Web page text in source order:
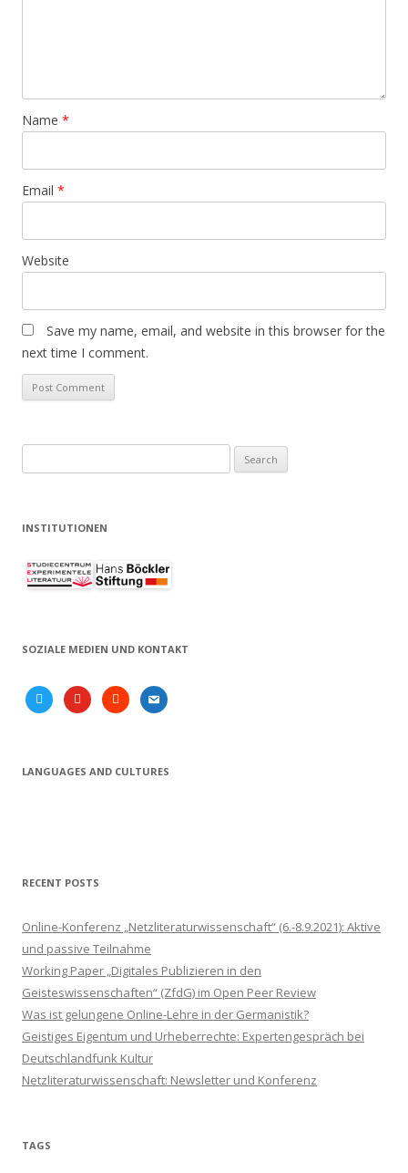
Name *
Email *
Website
Save my name, email, and website in this browser for the
next time I comment.
for:
INSTITUTIONEN
SOZIALE MEDIEN UND KONTAKT
twitter youtubesoundcloud
email
LANGUAGES AND CULTURES
RECENT POSTS
Online-Konferenz „Netzliteraturwissenschaft“ (6.-8.9.2021): Aktive
und passive Teilnahme
Working Paper „Digitales Publizieren in den
Geisteswissenschaften“ (ZfdG) im Open Peer Review
Was ist gelungene Online-Lehre in der Germanistik?
Geistiges Eigentum und Urheberrechte: Expertengespräch bei
Deutschlandfunk Kultur
Netzliteraturwissenschaft: Newsletter und Konferenz
TAGS